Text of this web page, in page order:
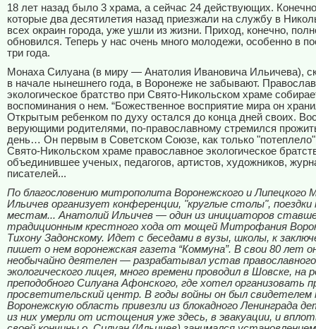
18 лет назад было 3 храма, а сейчас 24 действующих.
которые два десятилетия назад приезжали на службу в
всех окраин города, уже ушли из жизни. Приход, конечно,
обновился. Теперь у нас очень много молодежи, особенно в
три года.
Монаха Силуана (в миру — Анатолия Ивановича Ильичева),
в начале нынешнего года, в Воронеже не забывают.
экологическое братство при Свято-Никольском храме
воспоминания о нем. “Божественное восприятие мира он
Открытым ребенком по духу остался до конца дней своих.
верующими родителями, по-православному стремился
день… Он первым в Советском Союзе, как только
Свято-Никольском храме православное экологическое
объединившее ученых, педагогов, артистов, художников,
писателей...
По благословению митрополита Воронежского и Липецкого
Ильичев организует конференции, "круглые столы",
местам... Анатолий Ильичев — один из инициаторов
традиционным крестного хода от мощей Митрофания
Тихону Задонскому. Идет с беседами в вузы, школы, к
пишет о нем воронежская газета “Коммуна”. В свои 80 лет
необычайно деятелен — разрабатывал устав православного
экологического лицея, много времени проводил в Шовске, на
преподобного Силуана Афонского, где хотел организовать
просветительский центр. В годы войны он был свидетелем
Воронежскую область привезли из блокадного Ленинграда
из них умерли от истощения уже здесь, в эвакуации, и